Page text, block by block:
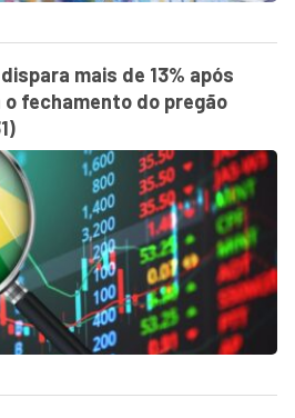
mais de 13% após
o fechamento do pregão